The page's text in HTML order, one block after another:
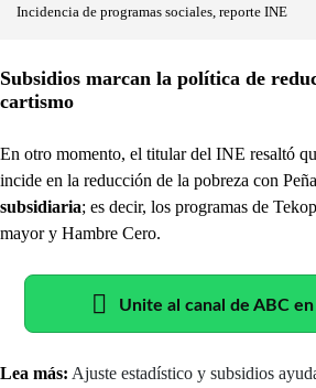
Incidencia de programas sociales, reporte INE
Subsidios marcan la política de
cartismo
En otro momento, el titular del INE resaltó
incide en la reducción de la pobreza con
subsidiaria; es decir, los programas de
mayor y Hambre Cero.
Unite al canal de ABC
Lea más: Ajuste estadístico y subsidios